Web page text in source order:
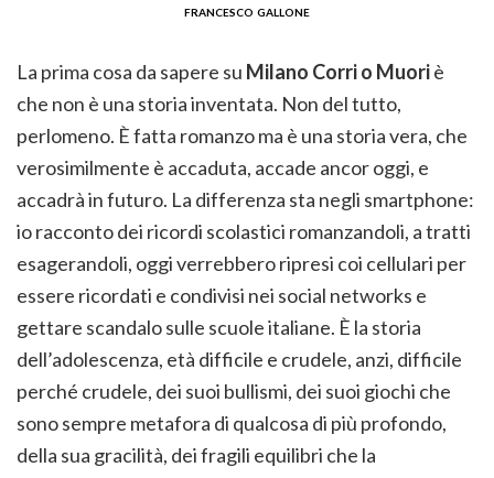
francesco gallone
La prima cosa da sapere su Milano Corri o Muoriè
che non è una storia inventata. Non del tutto,
perlomeno. È fatta romanzo ma è una storia vera, che
verosimilmente è accaduta, accade ancor oggi, e
accadrà in futuro. La differenza sta negli smartphone:
io racconto dei ricordi scolastici romanzandoli, a tratti
esagerandoli, oggi verrebbero ripresi coi cellulari per
essere ricordati e condivisi nei social networks e
gettare scandalo sulle scuole italiane. È la storia
dell’adolescenza, età difficile e crudele, anzi, difficile
perché crudele, dei suoi bullismi, dei suoi giochi che
sono sempre metafora di qualcosa di più profondo,
della sua gracilità, dei fragili equilibri che la